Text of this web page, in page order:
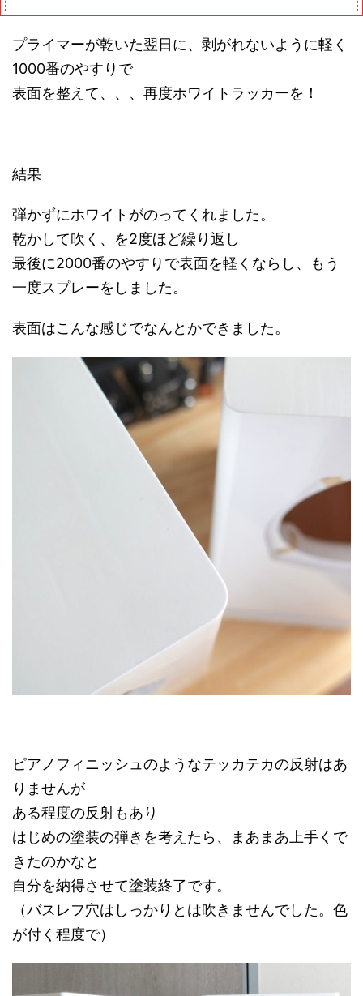
プライマーが乾いた翌日に、剥がれないように軽く
1000番のやすりで
表面を整えて、、、再度ホワイトラッカーを！
結果
弾かずにホワイトがのってくれました。
乾かして吹く、を2度ほど繰り返し
最後に2000番のやすりで表面を軽くならし、もう
一度スプレーをしました。
表面はこんな感じでなんとかできました。
ピアノフィニッシュのようなテッカテカの反射はあ
りませんが
ある程度の反射もあり
はじめの塗装の弾きを考えたら、まあまあ上手くで
きたのかなと
自分を納得させて塗装終了です。
（バスレフ穴はしっかりとは吹きませんでした。色
が付く程度で）